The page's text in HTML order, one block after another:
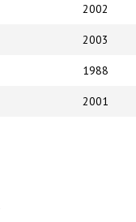
2002
2003
1988
2001